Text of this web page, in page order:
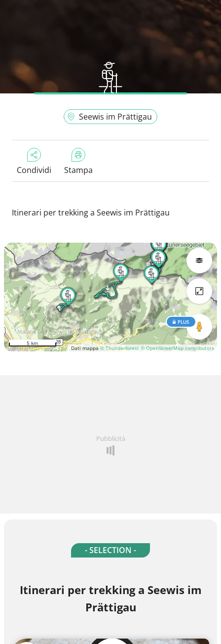
Seewis im Prättigau
Condividi Stampa
Itinerari per trekking a Seewis im Prättigau
Dati mappa © Thunderforest © OpenStreetMap contributors
PLUS
5 km
Pubblicità
- SELECTION -
Itinerari per trekking a Seewis im
Prättigau